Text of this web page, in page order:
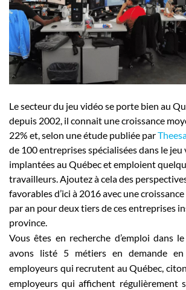
Employeurs
Publiez une offre d'emploi
Le secteur du jeu vidéo se porte bien au
depuis 2002, il connait une croissance
22% et, selon une étude publiée par
de 100 entreprises spécialisées dans le
implantées au Québec et emploient
travailleurs. Ajoutez à cela des
favorables d’ici à 2016 avec une
par an pour deux tiers de ces entreprises
province.
Vous êtes en recherche d’emploi dans
avons listé 5 métiers en demande
employeurs qui recrutent au Québec,
employeurs qui affichent régulièrement